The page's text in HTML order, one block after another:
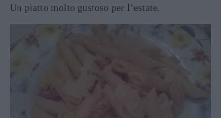
Un piatto molto gustoso per l’estate.